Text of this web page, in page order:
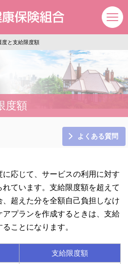
度と支給限度額
度額
よくある質問
応じて、サービスの利用に対す
ています。支給限度額を超えて
超えた分を全額自己負担しなけ
プランを作成するときは、支給
ことになります。
支給限度額